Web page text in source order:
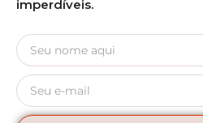
imperdíveis.